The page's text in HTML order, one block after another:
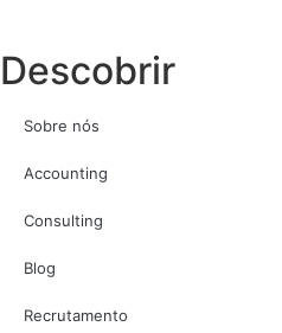
Descobrir
Sobre nós
Accounting
Consulting
Blog
Recrutamento